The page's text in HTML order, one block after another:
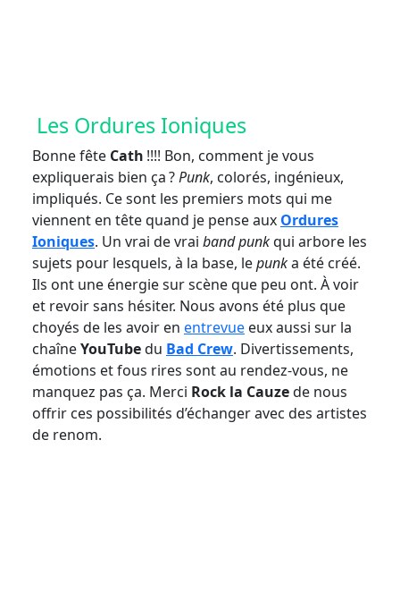
Les Ordures Ioniques
Bonne fête Cath !!!! Bon, comment je vous
expliquerais bien ça ?Punk, colorés, ingénieux,
impliqués. Ce sont les premiers mots qui me
viennent en tête quand je pense aux Ordures
Ioniques. Un vrai de vrai band punkqui arbore les
sujets pour lesquels, à la base, lepunka été créé.
Ils ont une énergie sur scène que peu ont. À voir
et revoir sans hésiter. Nous avons été plus que
choyés de les avoir en entrevue eux aussi sur la
chaîneYouTubedu Bad Crew. Divertissements,
émotions et fous rires sont au rendez-vous, ne
manquez pas ça. Merci Rock la Cauzede nous
offrir ces possibilités d’échanger avec des artistes
de renom.